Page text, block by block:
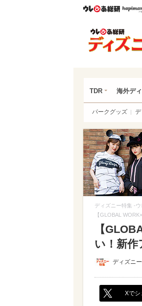
ウレ
TDR 海外デ
パークグッズ デ
ディズニー特集 -
【GLOBAL
【
い！新作
ディズニ
Xでシ